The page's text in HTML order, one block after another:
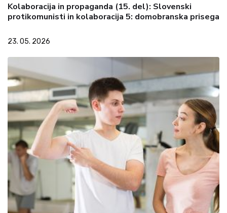
Kolaboracija in propaganda (15. del): Slovenski
protikomunisti in kolaboracija 5: domobranska prisega
23. 05. 2026